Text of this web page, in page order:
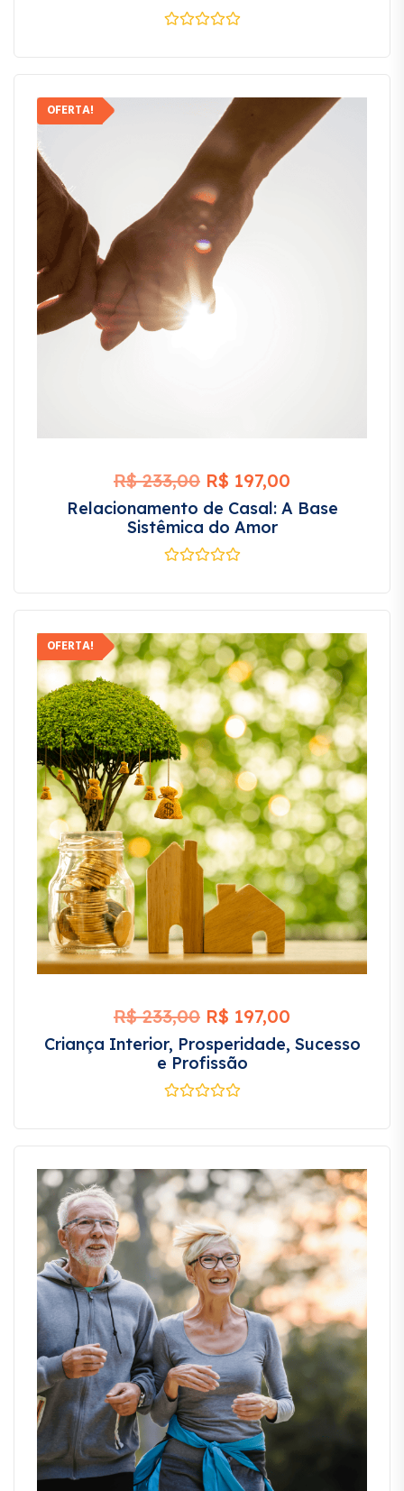
OFERTA!
R$233,00 R$ 197,00
Relacionamento de Casal: A Base
Sistêmica do Amor
OFERTA!
R$233,00 R$ 197,00
Criança Interior, Prosperidade, Sucesso
e Profissão